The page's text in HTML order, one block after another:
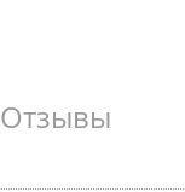
Отзывы